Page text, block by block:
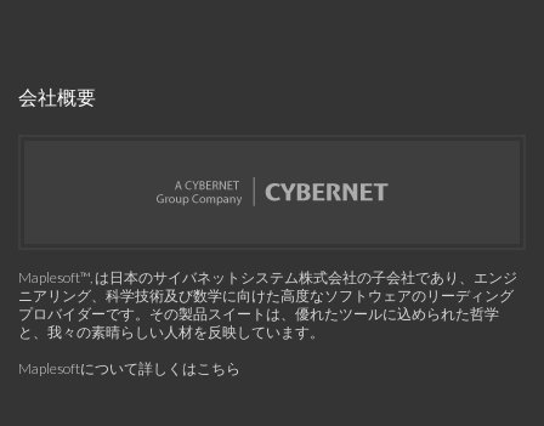
会社概要
Maplesoft™, は日本のサイバネットシステム株式会社の子会社であり、エンジ
ニアリング、科学技術及び数学に向けた高度なソフトウェアのリーディング
プロバイダーです。その製品スイートは、優れたツールに込められた哲学
と、我々の素晴らしい人材を反映しています。
Maplesoftについて詳しくはこちら